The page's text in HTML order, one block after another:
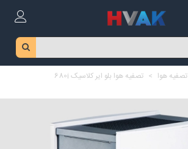
تصفیه هوا > تصفیه هوا بلو ایر کلاسیک 680i